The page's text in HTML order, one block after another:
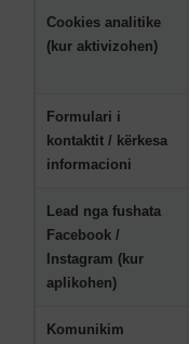
Cookies analitike
(kur aktivizohen)
Formulari i
kontaktit / kërkesa
informacioni
Lead nga fushata
Facebook /
Instagram (kur
aplikohen)
Komunikim